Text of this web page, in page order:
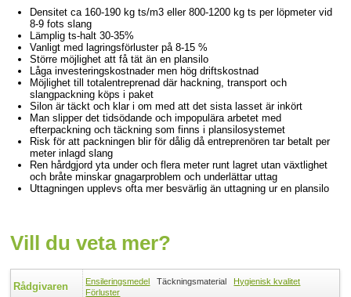
Densitet ca 160-190 kg ts/m3 eller 800-1200 kg ts per löpmeter vid
8-9 fots slang
Lämplig ts-halt 30-35%
Vanligt med lagringsförluster på 8-15 %
Större möjlighet att få tät än en plansilo
Låga investeringskostnader men hög driftskostnad
Möjlighet till totalentreprenad där hackning, transport och
slangpackning köps i paket
Silon är täckt och klar i om med att det sista lasset är inkört
Man slipper det tidsödande och impopulära arbetet med
efterpackning och täckning som finns i plansilosystemet
Risk för att packningen blir för dålig då entreprenören tar betalt per
meter inlagd slang
Ren hårdgjord yta under och flera meter runt lagret utan växtlighet
och bråte minskar gnagarproblem och underlättar uttag
Uttagningen upplevs ofta mer besvärlig än uttagning ur en plansilo
Vill du veta mer?
Rådgivaren Ensileringsmedel Täckningsmaterial
Hygienisk kvalitet
Förluster